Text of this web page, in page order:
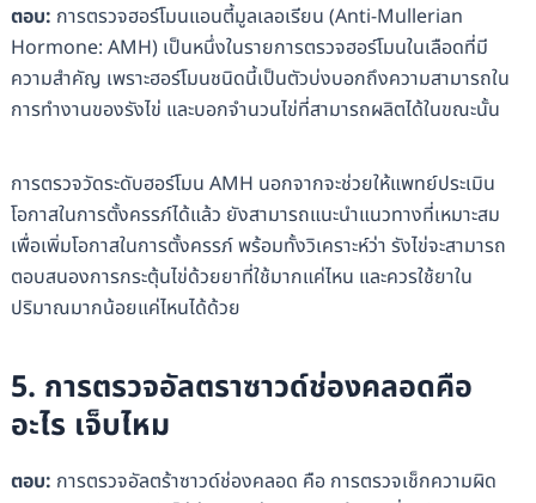
ตอบ: การตรวจฮอร์โมนแอนตี้มูลเลอเรียน (Anti-Mullerian
Hormone: AMH) เป็นหนึ่งในรายการตรวจฮอร์โมนในเลือดที่มี
ความสำคัญ เพราะฮอร์โมนชนิดนี้เป็นตัวบ่งบอกถึงความสามารถใน
การทำงานของรังไข่ และบอกจำนวนไข่ที่สามารถผลิตได้ในขณะนั้น
การตรวจวัดระดับฮอร์โมน AMH นอกจากจะช่วยให้แพทย์ประเมิน
โอกาสในการตั้งครรภ์ได้แล้ว ยังสามารถแนะนำแนวทางที่เหมาะสม
เพื่อเพิ่มโอกาสในการตั้งครรภ์ พร้อมทั้งวิเคราะห์ว่า รังไข่จะสามารถ
ตอบสนองการกระตุ้นไข่ด้วยยาที่ใช้มากแค่ไหน และควรใช้ยาใน
ปริมาณมากน้อยแค่ไหนได้ด้วย
5. การตรวจอัลตราซาวด์ช่องคลอดคือ
อะไร เจ็บไหม
ตอบ: การตรวจอัลตร้าซาวด์ช่องคลอด คือ การตรวจเช็กความผิด